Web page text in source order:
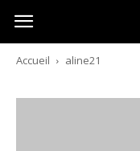
Australia-
australie.com
Accueil aline21